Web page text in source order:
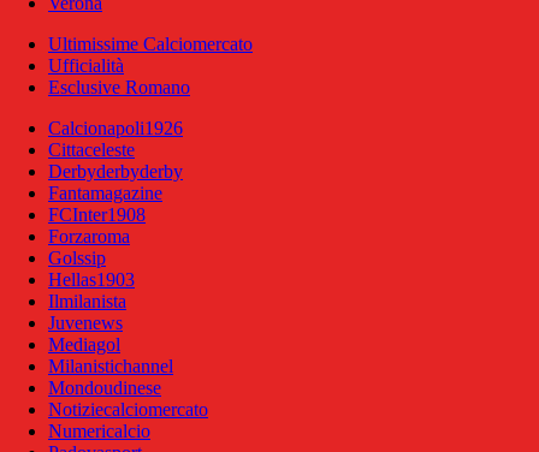
Ultimissime Calciomercato
Ufficialità
Esclusive Romano
Calcionapoli1926
Cittaceleste
Derbyderbyderby
Fantamagazine
FCInter1908
Forzaroma
Golssip
Hellas1903
Ilmilanista
Juvenews
Mediagol
Milanistichannel
Mondoudinese
Notiziecalciomercato
Numericalcio